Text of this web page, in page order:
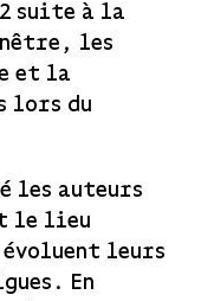
suite à la
les
et la
lors du
les auteurs
le lieu
évoluent leurs
En